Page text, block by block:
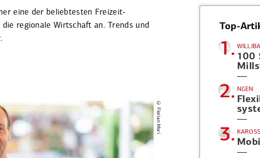
eine der belieb­testen Freizeit­
regionale Wirtschaft an. Trends und
© Florian Mori
Top-
1. 100
2. NGEN
3.